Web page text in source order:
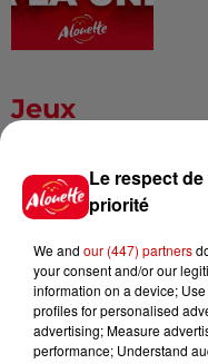
Jeux
Le
Le respect
priorité
We and our (447) partners
your consent and/or our
information on a device;
profiles for personalised
advertising; Measure
performance; Understand